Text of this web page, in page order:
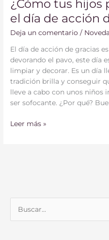
¿Cómo tus hijos
el día de acción
Deja un comentario /
El día de acción de gracias
devorando el pavo, este día
limpiar y decorar. Es un día
tradición brilla y conseguir
lleve a cabo con unos niños
ser sofocante. ¿Por qué?
Leer más »